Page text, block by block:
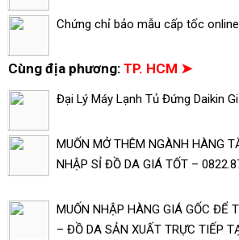
Chứng chỉ bảo mẫu cấp tốc
Cùng địa phương: TP. HCM ➤
Đại Lý Máy Lạnh Tủ Đứng Daikin
MUỐN MỞ THÊM NGÀNH HÀNG
NHẬP SỈ ĐỒ DA GIÁ TỐT –
MUỐN NHẬP HÀNG GIÁ GỐC ĐỂ
– ĐỒ DA SẢN XUẤT TRỰC TIẾP